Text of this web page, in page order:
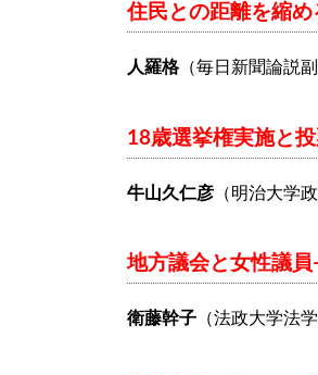
住民との距離を縮
人羅格（毎日新聞論説副
18歳選挙権実施と
牛山久仁彦 （明治大学
地方議会と女性議
衛藤幹子 （法政大学法